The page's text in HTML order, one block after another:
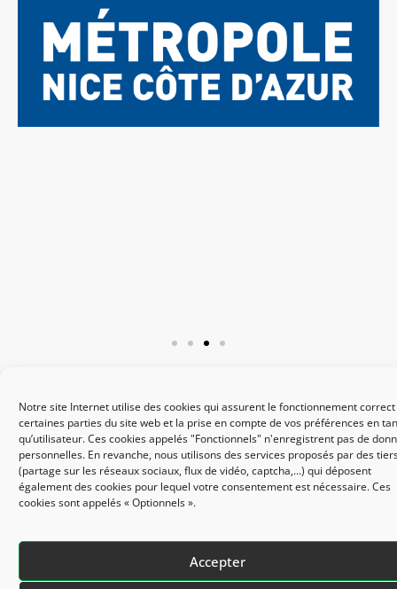
Notre site Internet utilise des cookies qui assurent le fonctionnement
certaines parties du site web et la prise en compte de vos préférences en
qu’utilisateur. Ces cookies appelés "Fonctionnels" n'enregistrent pas de
personnelles. En revanche, nous utilisons des services proposés par des
(partage sur les réseaux sociaux, flux de vidéo, captcha,...) qui déposent
également des cookies pour lequel votre consentement est nécessaire. Ces
cookies sont appelés « Optionnels ».
Accepter
Accessibilité : non conforme Site réalisé par le SICTIAM